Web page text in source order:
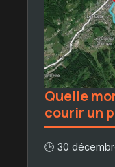
Quelle
courir un
🕒 30